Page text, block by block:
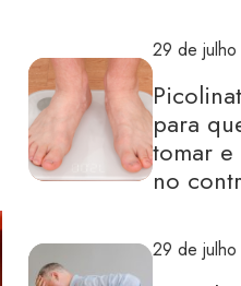
29 de
para
tomar
no
29 de